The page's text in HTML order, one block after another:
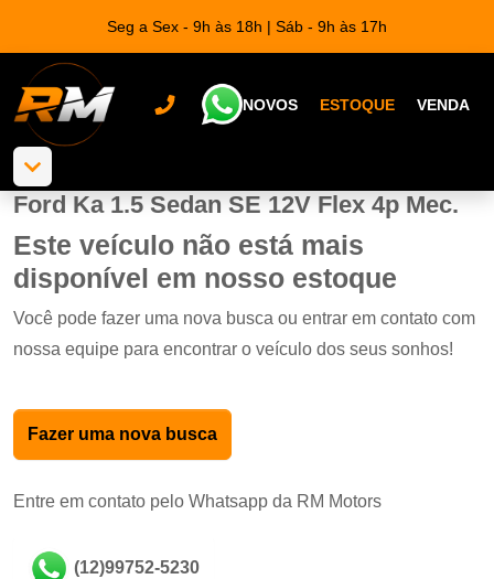
Seg a Sex - 9h às 18h | Sáb - 9h às 17h
NOVOS ESTOQUE VENDA
Ford Ka 1.5 Sedan SE 12V Flex 4p Mec.
Este veículo não está mais
disponível em nosso estoque
Você pode fazer uma nova busca ou entrar em contato com
nossa equipe para encontrar o veículo dos seus sonhos!
Fazer uma nova busca
Entre em contato pelo Whatsapp da RM Motors
(12)99752-5230